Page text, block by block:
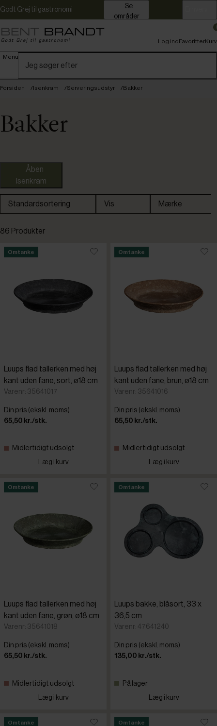
Godt Grej til gastronomi
områder
Menu
Log indFavoritterKurv
Forsiden Isenkram Serveringsudstyr Bakker
Bakker
Isenkram
Standardsortering Vis
Omtanke
Mærke
GenWare
Omada
86 Produkter
Omtanke
Luups flad tallerken med høj
kant uden fane, sort, ø18 cm
Varenr: 35641017
Din pris (ekskl. moms)
65,50 kr./stk.
Midlertidigt udsolgt
Læg i kurv
Omtanke
Luups flad tallerken med høj
kant uden fane, brun, ø18 cm
Varenr: 35641016
Din pris (ekskl. moms)
65,50 kr./stk.
Midlertidigt udsolgt
Læg i kurv
Omtanke
Luups flad tallerken med høj
kant uden fane, grøn, ø18 cm
Varenr: 35641018
Din pris (ekskl. moms)
65,50 kr./stk.
Midlertidigt udsolgt
Læg i kurv
Omtanke
Luups bakke, blåsort, 33 x
36,5 cm
Varenr: 47641240
Din pris (ekskl. moms)
135,00 kr./stk.
På lager
Læg i kurv
Omtanke Omtanke